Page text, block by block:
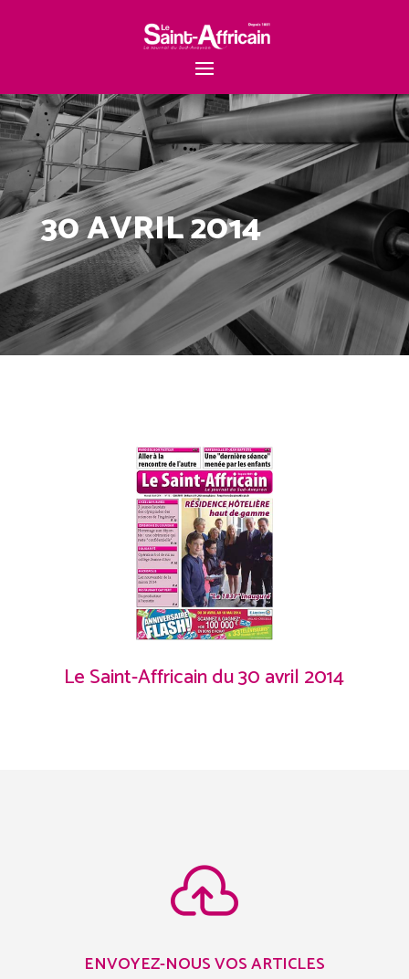
30 AVRIL 2014
Le Saint-Affricain du 30 avril 2014

ENVOYEZ-NOUS VOS ARTICLES